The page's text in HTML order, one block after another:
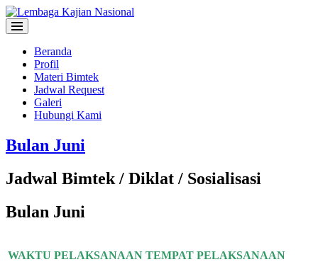
Beranda
Profil
Materi Bimtek
Jadwal Request
Galeri
Hubungi Kami
Bulan Juni
Jadwal Bimtek / Diklat / Sosialisasi
Bulan Juni
WAKTU PELAKSANAAN TEMPAT PELAKSANAAN